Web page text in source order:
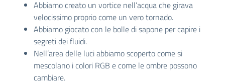
Abbiamo creato un vortice nell’acqua che girava
velocissimo proprio come un vero tornado.
Abbiamo giocato con le bolle di sapone per capire i
segreti dei fluidi.
Nell’area delle luci abbiamo scoperto come si
mescolano i colori RGB e come le ombre possono
cambiare.